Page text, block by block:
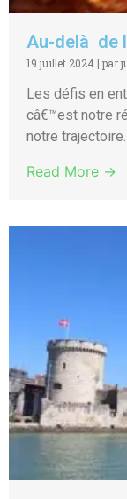
Au-delà de
19 juillet 2024 | par
Les défis en
câ€™est notre
notre
Read More →